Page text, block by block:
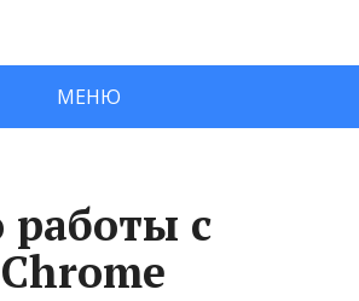
МЕНЮ
работы с